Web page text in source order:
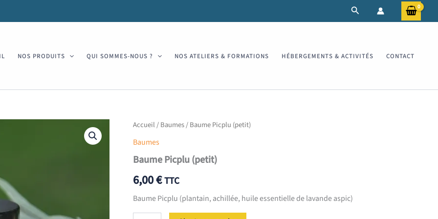
Rechercher
NOS PRODUITS QUI SOMMES-NOUS ? NOS ATELIERS & FORMATIONS HÉBERGEMENTS & ACTIVITÉS CONTACT
Accueil/Baumes/ Baume Picplu (petit)
Baumes
Baume Picplu (petit)
6,00€TTC
Baume Picplu (plantain, achillée, huile essentielle de lavande aspic)